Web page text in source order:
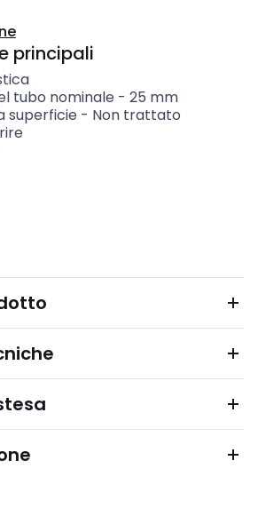
principali
tubo nominale - 25 mm
superficie - Non trattato